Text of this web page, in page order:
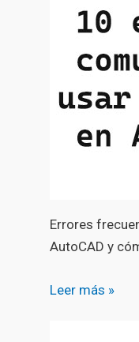
Errores
AutoCAD y
Leer más »